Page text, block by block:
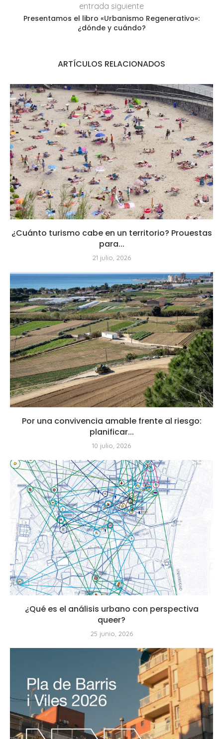
entrada siguiente
Presentamos el libro «Urbanismo Regenerativo»:
¿dónde y cuándo?
ARTÍCULOS RELACIONADOS
¿Cuánto turismo cabe en un territorio? Prouestas
para...
21 julio, 2026
Por una convivencia amable frente al riesgo:
planificar...
10 julio, 2026
¿Qué es el análisis urbano con perspectiva
queer?
25 junio, 2026